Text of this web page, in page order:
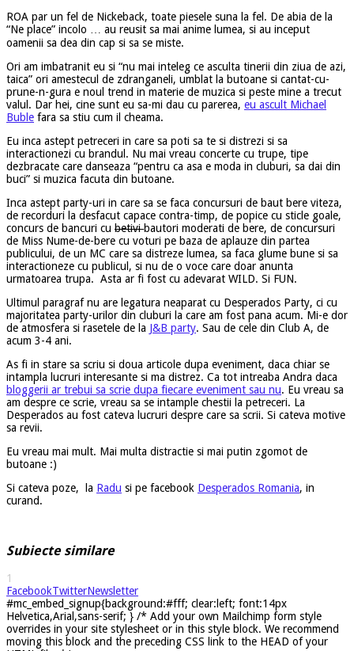
ROA par un fel de Nickeback, toate piesele suna la fel. De abia de la
“Ne place” incolo … au reusit sa mai anime lumea, si au inceput
oamenii sa dea din cap si sa se miste.
Ori am imbatranit eu si “nu mai inteleg ce asculta tinerii din ziua de azi,
taica” ori amestecul de zdranganeli, umblat la butoane si cantat-cu-
prune-n-gura e noul trend in materie de muzica si peste mine a trecut
valul. Dar hei, cine sunt eu sa-mi dau cu parerea, eu ascult Michael
Buble fara sa stiu cum il cheama.
Eu inca astept petreceri in care sa poti sa te si distrezi si sa
interactionezi cu brandul. Nu mai vreau concerte cu trupe, tipe
dezbracate care danseaza “pentru ca asa e moda in cluburi, sa dai din
buci” si muzica facuta din butoane.
Inca astept party-uri in care sa se faca concursuri de baut bere viteza,
de recorduri la desfacut capace contra-timp, de popice cu sticle goale,
concurs de bancuri cu betivibautori moderati de bere, de concursuri
de Miss Nume-de-bere cu voturi pe baza de aplauze din partea
publicului, de un MC care sa distreze lumea, sa faca glume bune si sa
interactioneze cu publicul, si nu de o voce care doar anunta
urmatoarea trupa. Asta ar fi fost cu adevarat WILD. Si FUN.
Ultimul paragraf nu are legatura neaparat cu Desperados Party, ci cu
majoritatea party-urilor din cluburi la care am fost pana acum. Mi-e dor
de atmosfera si rasetele de la J&B party. Sau de cele din Club A, de
acum 3-4 ani.
As fi in stare sa scriu si doua articole dupa eveniment, daca chiar se
intampla lucruri interesante si ma distrez. Ca tot intreaba Andra daca
bloggerii ar trebui sa scrie dupa fiecare eveniment sau nu. Eu vreau sa
am despre ce scrie, vreau sa se intample chestii la petreceri. La
Desperados au fost cateva lucruri despre care sa scrii. Si cateva motive
sa revii.
Eu vreau mai mult. Mai multa distractie si mai putin zgomot de
butoane :)
Si cateva poze, la Radu si pe facebook Desperados Romania, in
curand.
Subiecte similare
1
FacebookTwitterNewsletter
#mc_embed_signup{background:#fff; clear:left; font:14px
Helvetica,Arial,sans-serif; } /* Add your own Mailchimp form style
overrides in your site stylesheet or in this style block. We recommend
moving this block and the preceding CSS link to the HEAD of your